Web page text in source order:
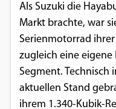
Als Suzuki die
Markt brachte, war
Serienmotorrad
zugleich eine eigene
Segment. Technisch
aktuellen Stand
ihrem 1.340-Kubik-
grundlegende
einwandfreie
Name: